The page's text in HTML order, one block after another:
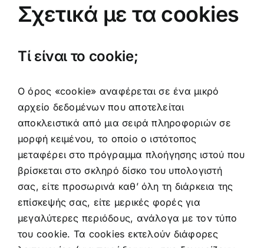
Σχετικά με τα cookies
Τί είναι το cookie;
Ο όρος «cookie» αναφέρεται σε ένα μικρό
αρχείο δεδομένων που αποτελείται
αποκλειστικά από μια σειρά πληροφοριών σε
μορφή κειμένου, το οποίο ο ιστότοπος
μεταφέρει στο πρόγραμμα πλοήγησης ιστού που
βρίσκεται στο σκληρό δίσκο του υπολογιστή
σας, είτε προσωρινά καθ’ όλη τη διάρκεια της
επίσκεψής σας, είτε μερικές φορές για
μεγαλύτερες περιόδους, ανάλογα με τον τύπο
του cookie. Τα cookies εκτελούν διάφορες